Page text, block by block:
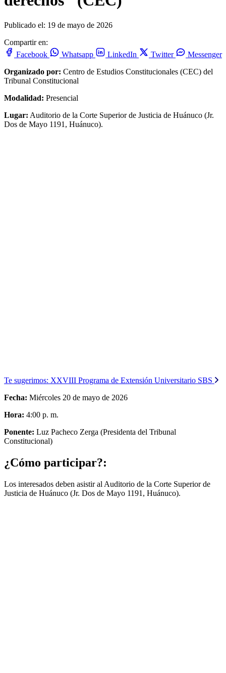
Publicado el: 19 de mayo de 2026
Compartir en:
Facebook
Whatsapp LinkedIn Twitter
Messenger
Organizado por: Centro de Estudios Constitucionales (CEC) del
Tribunal Constitucional
Modalidad: Presencial
Lugar: Auditorio de la Corte Superior de Justicia de Huánuco (Jr.
Dos de Mayo 1191, Huánuco).
Te sugerimos: XXVIII Programa de Extensión Universitario SBS
Fecha: Miércoles 20 de mayo de 2026
Hora: 4:00 p. m.
Ponente: Luz Pacheco Zerga (Presidenta del Tribunal
Constitucional)
¿Cómo participar?:
Los interesados deben asistir al Auditorio de la Corte Superior de
Justicia de Huánuco (Jr. Dos de Mayo 1191, Huánuco).